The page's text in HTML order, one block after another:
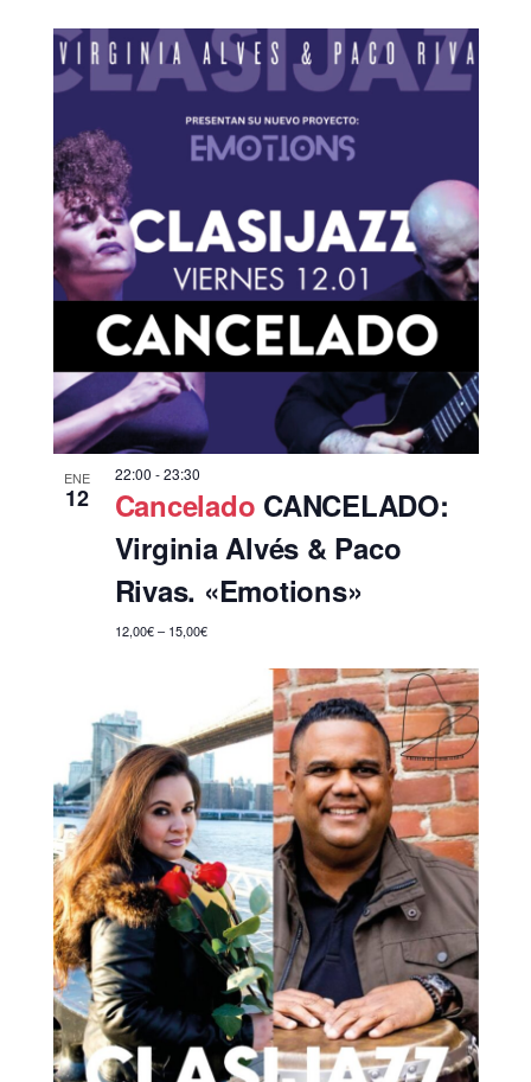
ENE
12
22:00 -23:30
Cancelado CANCELADO:
Virginia Alvés & Paco
Rivas. «Emotions»
12,00€ – 15,00€